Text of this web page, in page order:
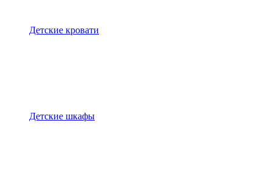
Детские кровати
Детские шкафы